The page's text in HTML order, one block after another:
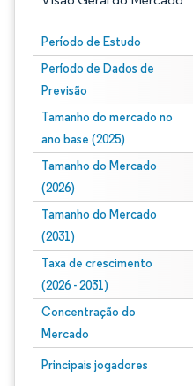
Período de Estudo
Período de Dados de
Previsão
Tamanho do mercado no
ano base (2025)
Tamanho do Mercado
(2026)
Tamanho do Mercado
(2031)
Taxa de crescimento
(2026 - 2031)
Concentração do
Mercado
Principais jogadores
Imagem © Mordor Intelligence. O